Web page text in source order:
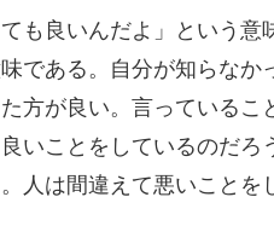
も良いんだよ」という意
である。自分が知らなか
方が良い。言っている
いことをしているのだ
人は間違えて悪いことを